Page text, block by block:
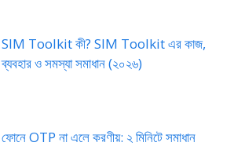
SIM Toolkit কী? SIM Toolkit এর কাজ,
ব্যবহার ও সমস্যা সমাধান (২০২৬)
ফোনে OTP না এলে করণীয়: ২ মিনিটে সমাধান